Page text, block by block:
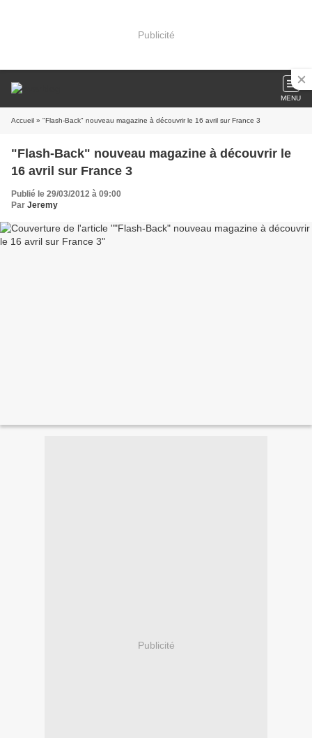
Publicité
MENU
Accueil » "Flash-Back" nouveau magazine à découvrir le 16 avril sur France 3
"Flash-Back" nouveau magazine à découvrir le
16 avril sur France 3
Publié le 29/03/2012 à 09:00
Par Jeremy
Publicité